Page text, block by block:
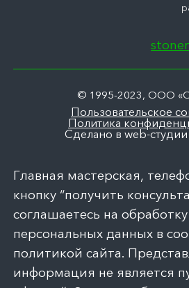
© 1995-2023, ООО
Пользовательское
Политика
Сделано в web-студии
Главная мастерская,
кнопку “получить
соглашаетесь на
персональных данных в
политикой сайта.
информация не является